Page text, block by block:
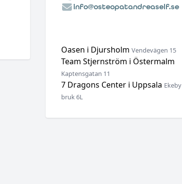
info@osteopatandreaself.se
Oasen i Djursholm Vendevägen 15
Team Stjernström i Östermalm
Kaptensgatan 11
7 Dragons Center i Uppsala Ekeby
bruk 6L